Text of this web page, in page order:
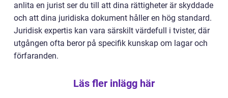
anlita en jurist ser du till att dina rättigheter är skyddade
och att dina juridiska dokument håller en hög standard.
Juridisk expertis kan vara särskilt värdefull i tvister, där
utgången ofta beror på specifik kunskap om lagar och
förfaranden.
Läs fler inlägg här